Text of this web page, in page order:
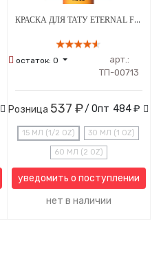
КРАСКА ДЛЯ ТАТУ ETERNAL FLESH TONE
остаток:0
арт.:
ТП-00713
Розница 537 ₽/ Опт 484 ₽
15 МЛ (1/2 OZ) 30 МЛ (1 OZ)
60 МЛ (2 OZ)
уведомить о поступлении
нет в наличии